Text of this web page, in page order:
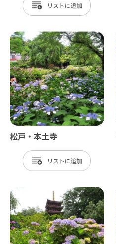
リスト
松戸・本土寺
リスト